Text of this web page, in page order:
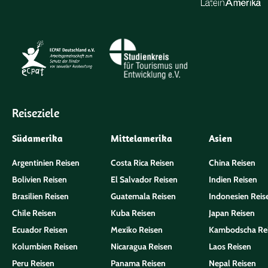
Reiseziele
Südamerika
Argentinien Reisen
Bolivien Reisen
Brasilien Reisen
Chile Reisen
Ecuador Reisen
Kolumbien Reisen
Peru Reisen
Mittelamerika
Costa Rica Reisen
El Salvador Reisen
Guatemala Reisen
Kuba Reisen
Mexiko Reisen
Nicaragua Reisen
Panama Reisen
Asien
China Reisen
Indien Reisen
Indonesien
Japan Reisen
Kambodscha
Laos Reisen
Nepal Reisen